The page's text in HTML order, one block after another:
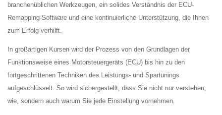
branchenüblichen Werkzeugen, ein solides Verständnis der ECU-
Remapping-Software und eine kontinuierliche Unterstützung, die Ihnen
zum Erfolg verhilft.
In großartigen Kursen wird der Prozess von den Grundlagen der
Funktionsweise eines Motorsteuergeräts (ECU) bis hin zu den
fortgeschrittenen Techniken des Leistungs- und Spartunings
aufgeschlüsselt. So wird sichergestellt, dass Sie nicht nur verstehen,
wie, sondern auch warum Sie jede Einstellung vornehmen.